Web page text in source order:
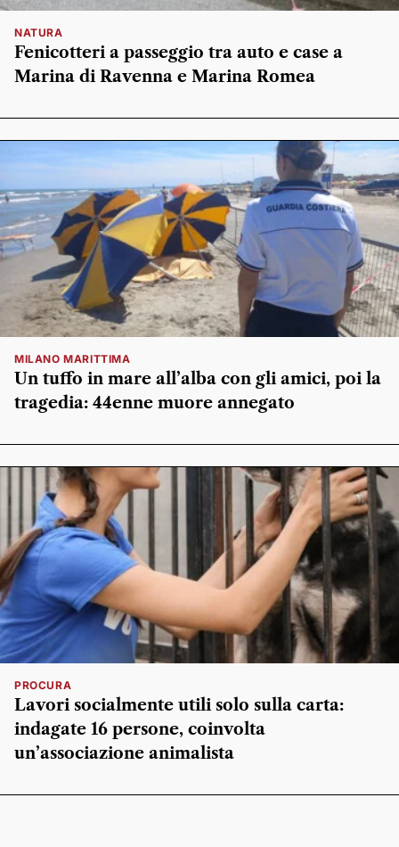
NATURA
Fenicotteri a passeggio tra auto e case a
Marina di Ravenna e Marina Romea
MILANO MARITTIMA
Un tuffo in mare all’alba con gli amici, poi la
tragedia: 44enne muore annegato
PROCURA
Lavori socialmente utili solo sulla carta:
indagate 16 persone, coinvolta
un’associazione animalista